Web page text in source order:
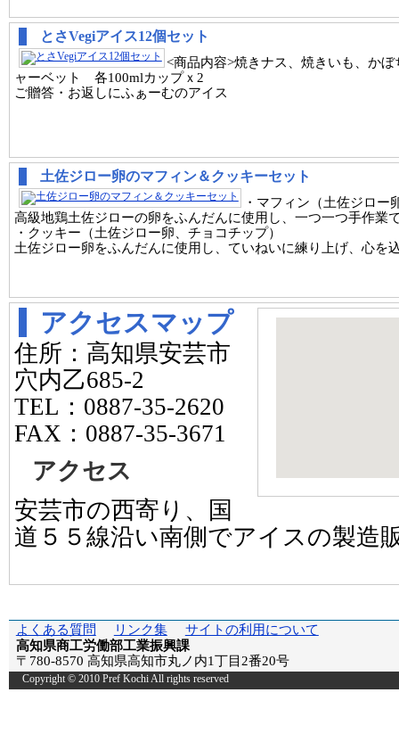
とさVegiアイス12個セット
<商品内容>焼きナス、焼きいも、か
ャーベット 各100mlカップｘ2
ご贈答・お返しにふぁーむのアイス
土佐ジロー卵のマフィン＆クッキーセット
・マフィン（土佐ジロー
高級地鶏土佐ジローの卵をふんだんに使用し、一つ一つ手作業
・クッキー（土佐ジロー卵、チョコチップ）
土佐ジロー卵をふんだんに使用し、ていねいに練り上げ、心を
アクセスマップ
住所：高知県安芸市
穴内乙685-2
TEL：0887-35-2620
FAX：0887-35-3671
アクセス
安芸市の西寄り、国
道５５線沿い南側でアイスの製造
よくある質問 リンク集
サイトの利用について
高知県商工労働部工業振興課
〒780-8570 高知県高知市丸ノ内1丁目2番20号
Copyright © 2010 Pref Kochi All rights reserved